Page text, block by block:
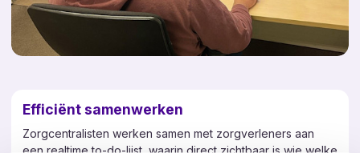
Over ons
Werken bij
Kennis
Nieuws
Efficiënt samenwerken
Zorgcentralisten werken samen met zorgverleners aan
een realtime to-do-lijst, waarin direct zichtbaar is wie welke